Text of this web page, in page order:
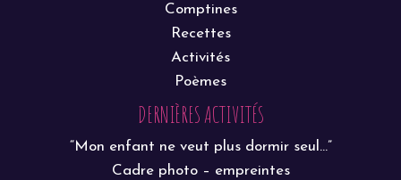
Comptines
Recettes
Activités
Poèmes
DERNIÈRES ACTIVITÉS
“Mon enfant ne veut plus dormir seul…”
Cadre photo – empreintes